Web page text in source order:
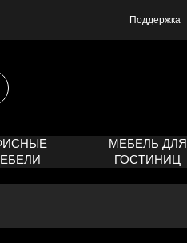
Поддержка
МЕБЕЛЬ ДЛЯ
ГОСТИНИЦ